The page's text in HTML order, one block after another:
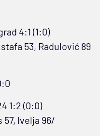
4:1 (1:0)
53, Radulović 89
1:2 (0:0)
Ivelja 96/